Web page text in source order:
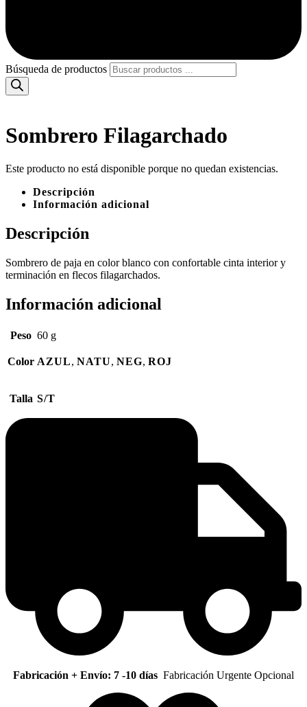
Búsqueda de productos
Sombrero Filagarchado
Este producto no está disponible porque no quedan existencias.
Descripción
Información adicional
Descripción
Sombrero de paja en color blanco con confortable cinta interior y
terminación en flecos filagarchados.
Información adicional
Peso 60 g
Color AZUL, NATU, NEG, ROJ
Talla S/T
Fabricación + Envío: 7 -10 días Fabricación Urgente Opcional